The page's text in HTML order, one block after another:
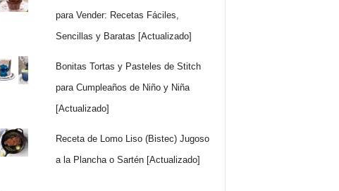
para Vender: Recetas Fáciles,
Sencillas y Baratas [Actualizado]
Bonitas Tortas y Pasteles de Stitch
para Cumpleaños de Niño y Niña
[Actualizado]
Receta de Lomo Liso (Bistec) Jugoso
a la Plancha o Sartén [Actualizado]